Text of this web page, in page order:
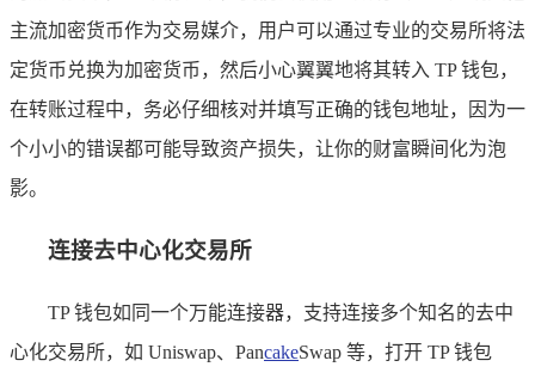
主流加密货币作为交易媒介，用户可以通过专业的交易所将法
定货币兑换为加密货币，然后小心翼翼地将其转入 TP 钱包，
在转账过程中，务必仔细核对并填写正确的钱包地址，因为一
个小小的错误都可能导致资产损失，让你的财富瞬间化为泡
影。
连接去中心化交易所
TP 钱包如同一个万能连接器，支持连接多个知名的去中
心化交易所，如 Uniswap、PancakeSwap 等，打开 TP 钱包